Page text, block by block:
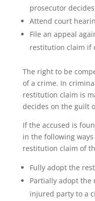
prosecutor
Attend court
File an appeal
restitution claim if
The right to be
of a crime. In
restitution claim is
decides on the guilt
If the accused is
in the following
restitution claim of
Fully adopt the
Partially adopt
injured party to a